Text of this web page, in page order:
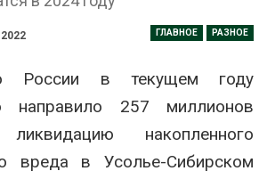
ГЛАВНОЕ РАЗНОЕ
России в текущем году
направило 257 миллионов
накопленного
вреда в Усолье-Сибирском